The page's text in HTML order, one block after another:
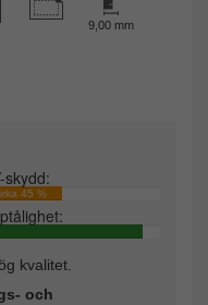
9,00 mm
skydd:
45 %
kvalitet.
och